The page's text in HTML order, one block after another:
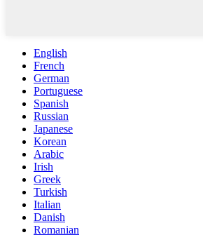
English
French
German
Portuguese
Spanish
Russian
Japanese
Korean
Arabic
Irish
Greek
Turkish
Italian
Danish
Romanian